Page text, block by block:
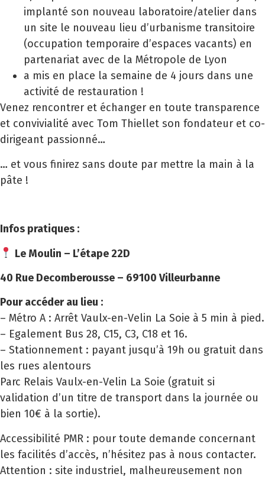
implanté son nouveau laboratoire/atelier dans
un site le nouveau lieu d’urbanisme transitoire
(occupation temporaire d’espaces vacants) en
partenariat avec de la Métropole de Lyon
a mis en place la semaine de 4 jours dans une
activité de restauration !
Venez rencontrer et échanger en toute transparence
et convivialité avec Tom Thiellet son fondateur et co-
dirigeant passionné…
… et vous finirez sans doute par mettre la main à la
pâte !
Infos pratiques :
Le Moulin – L’étape 22D
40 Rue Decomberousse – 69100 Villeurbanne
Pour accéder au lieu :
– Métro A : Arrêt Vaulx-en-Velin La Soie à 5 min à pied.
– Egalement Bus 28, C15, C3, C18 et 16.
– Stationnement : payant jusqu’à 19h ou gratuit dans
les rues alentours
Parc Relais Vaulx-en-Velin La Soie (gratuit si
validation d’un titre de transport dans la journée ou
bien 10€ à la sortie).
Accessibilité PMR : pour toute demande concernant
les facilités d’accès, n’hésitez pas à nous contacter.
Attention : site industriel, malheureusement non